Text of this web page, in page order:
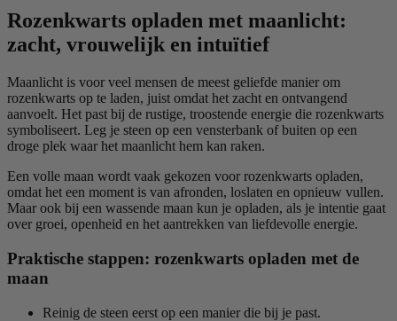
Rozenkwarts opladen met maanlicht:
zacht, vrouwelijk en intuïtief
Maanlicht is voor veel mensen de meest geliefde manier om
rozenkwarts op te laden, juist omdat het zacht en ontvangend
aanvoelt. Het past bij de rustige, troostende energie die rozenkwarts
symboliseert. Leg je steen op een vensterbank of buiten op een
droge plek waar het maanlicht hem kan raken.
Een volle maan wordt vaak gekozen voor rozenkwarts opladen,
omdat het een moment is van afronden, loslaten en opnieuw vullen.
Maar ook bij een wassende maan kun je opladen, als je intentie gaat
over groei, openheid en het aantrekken van liefdevolle energie.
Praktische stappen: rozenkwarts opladen met de
maan
Reinig de steen eerst op een manier die bij je past.